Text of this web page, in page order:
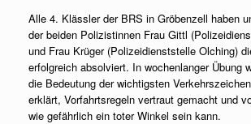
Alle 4. Klässler der BRS in Gröbenzell haben
der beiden Polizistinnen Frau Gittl
und Frau Krüger (Polizeidienststelle Olching)
erfolgreich absolviert. In wochenlanger Übung
die Bedeutung der wichtigsten
erklärt, Vorfahrtsregeln vertraut gemacht und
wie gefährlich ein toter Winkel sein kann.